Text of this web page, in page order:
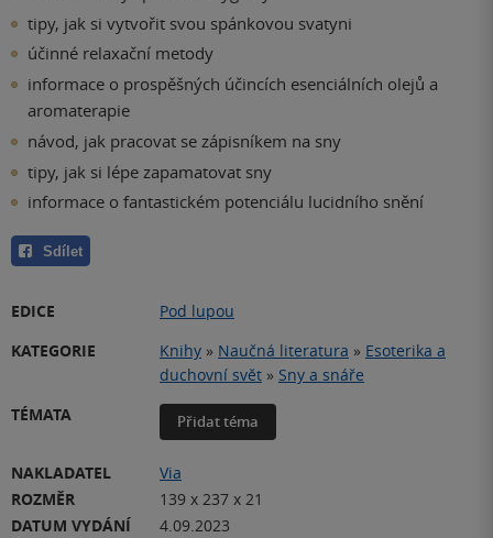
tipy, jak si vytvořit svou spánkovou svatyni
účinné relaxační metody
informace o prospěšných účincích esenciálních olejů a
aromaterapie
návod, jak pracovat se zápisníkem na sny
tipy, jak si lépe zapamatovat sny
informace o fantastickém potenciálu lucidního snění
Sdílet
EDICE
Pod lupou
KATEGORIE
Knihy » Naučná literatura » Esoterika a
duchovní svět » Sny a snáře
TÉMATA
Přidat téma
NAKLADATEL
Via
ROZMĚR
139 x 237 x 21
DATUM VYDÁNÍ
4.09.2023